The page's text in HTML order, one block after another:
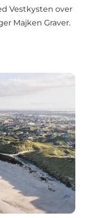
Vestkysten over
Majken Graver.